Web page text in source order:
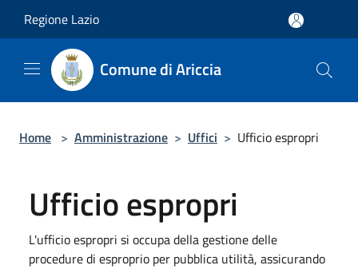
Regione Lazio
Comune di Ariccia
Home > Amministrazione > Uffici > Ufficio espropri
Ufficio espropri
L'ufficio espropri si occupa della gestione delle
procedure di esproprio per pubblica utilità, assicurando